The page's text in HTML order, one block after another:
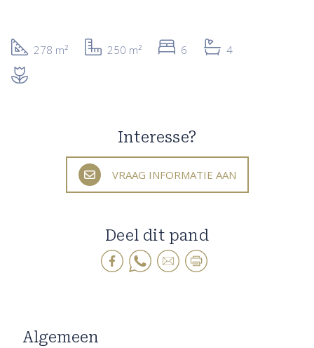
278 m² 250 m² 6 4
Interesse?
VRAAG INFORMATIE AAN
Deel dit pand
Algemeen